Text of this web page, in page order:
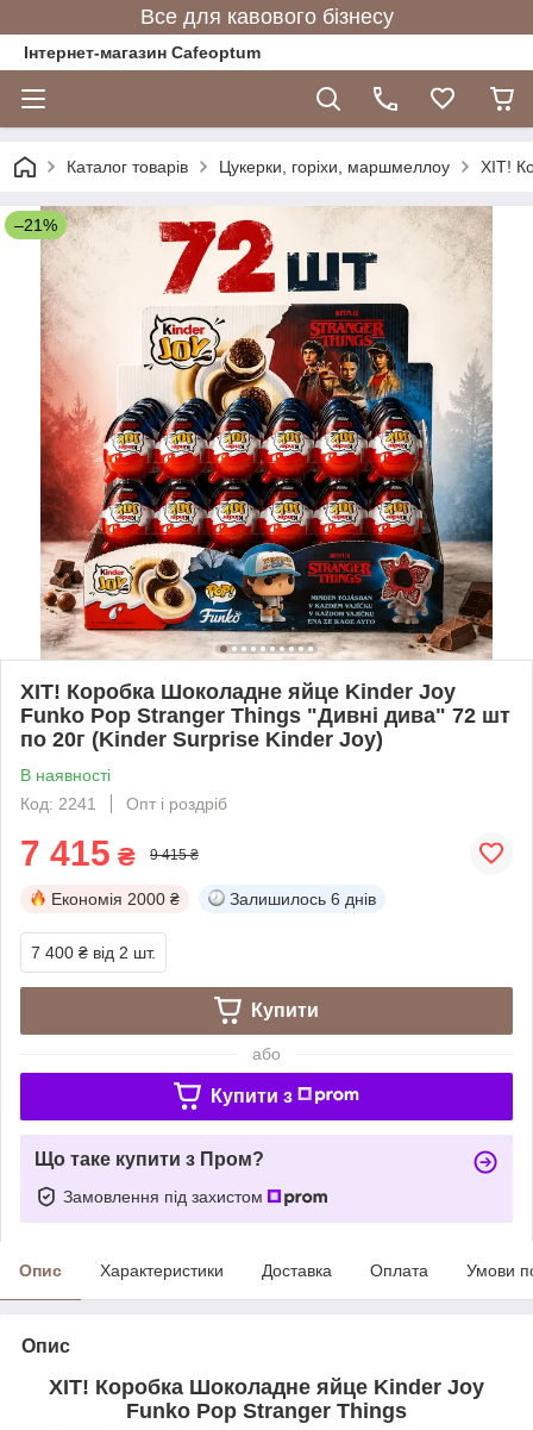
Все для кавового бізнесу
Інтернет-магазин Cafeoptum
Каталог товарів Цукерки, горіхи, маршмеллоу ХІТ!
–21%
ХІТ! Коробка Шоколадне яйце Kinder Joy
Funko Pop Stranger Things "Дивні дива" 72 шт
по 20г (Kinder Surprise Kinder Joy)
В наявності
Код: 2241
Опт і роздріб
7 415 ₴ 9 415 ₴
Економія 2000 ₴ Залишилось 6 днів
7 400 ₴ від 2 шт.
Купити
або
Купити з
Що таке купити з Пром?
Замовлення під захистом
Опис Характеристики Доставка Оплата Умови
Опис
ХІТ! Коробка Шоколадне яйце Kinder Joy
Funko Pop Stranger Things